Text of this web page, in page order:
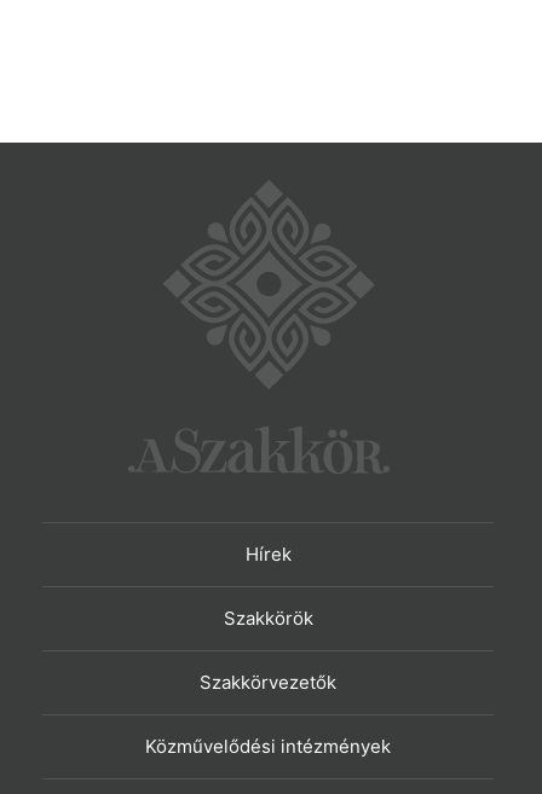
Hírek
Szakkörök
Szakkörvezetők
Közművelődési intézmények